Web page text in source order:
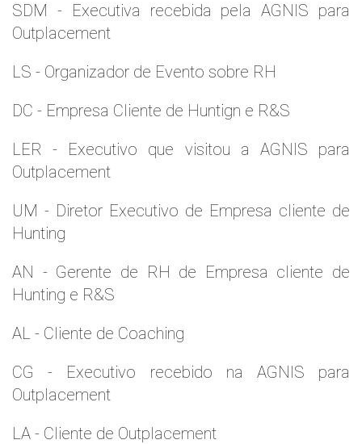
SDM - Executiva recebida pela AGNIS para
Outplacement
LS - Organizador de Evento sobre RH
DC - Empresa Cliente de Huntign e R&S
LER - Executivo que visitou a AGNIS para
Outplacement
UM - Diretor Executivo de Empresa cliente de
Hunting
AN - Gerente de RH de Empresa cliente de
Hunting e R&S
AL - Cliente de Coaching
CG - Executivo recebido na AGNIS para
Outplacement
LA - Cliente de Outplacement